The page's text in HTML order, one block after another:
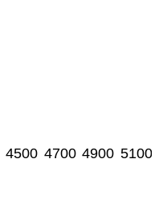
4500 4700 4900 5100